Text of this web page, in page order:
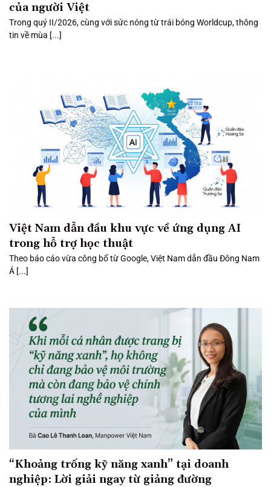
của người Việt
Trong quý II/2026, cùng với sức nóng từ trái bóng Worldcup, thông
tin về mùa [...]
Việt Nam dẫn đầu khu vực về ứng dụng AI
trong hỗ trợ học thuật
Theo báo cáo vừa công bố từ Google, Việt Nam dẫn đầu Đông Nam
Á [...]
“Khoảng trống kỹ năng xanh” tại doanh
nghiệp: Lời giải ngay từ giảng đường